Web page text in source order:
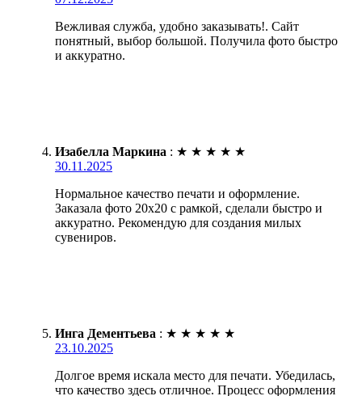
Вежливая служба, удобно заказывать!. Сайт
понятный, выбор большой. Получила фото быстро
и аккуратно.
Изабелла Маркина : ★ ★ ★ ★ ★
30.11.2025
Нормальное качество печати и оформление.
Заказала фото 20х20 с рамкой, сделали быстро и
аккуратно. Рекомендую для создания милых
сувениров.
Инга Дементьева : ★ ★ ★ ★ ★
23.10.2025
Долгое время искала место для печати. Убедилась,
что качество здесь отличное. Процесс оформления